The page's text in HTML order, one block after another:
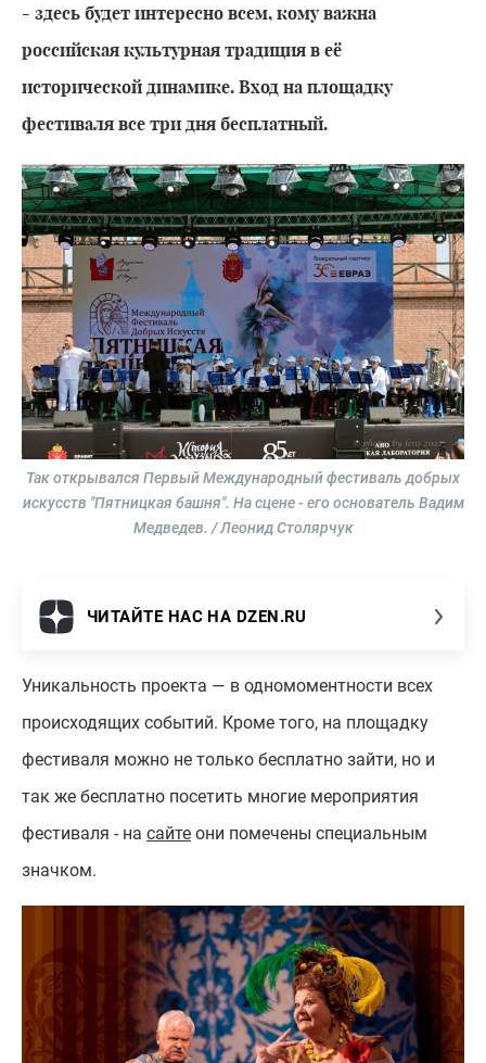
- здесь будет интересно всем, кому важна
российская культурная традиция в её
исторической динамике. Вход на площадку
фестиваля все три дня бесплатный.
Так открывался Первый Международный фестиваль добрых
искусств "Пятницкая башня". На сцене - его основатель Вадим
Медведев. / Леонид Столярчук
ЧИТАЙТЕ НАС НА DZEN.RU
Уникальность проекта — в одномоментности всех
происходящих событий. Кроме того, на площадку
фестиваля можно не только бесплатно зайти, но и
так же бесплатно посетить многие мероприятия
фестиваля - на сайте они помечены специальным
значком.